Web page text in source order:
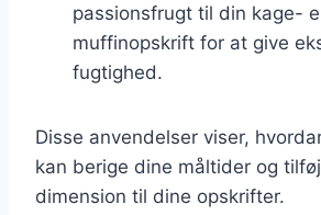
passionsfrugt til din kage-
muffinopskrift for at give
fugtighed.
Disse anvendelser viser,
kan berige dine måltider og
dimension til dine opskrifter.